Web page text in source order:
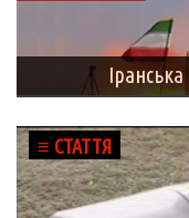
≡ СТАТТЯ